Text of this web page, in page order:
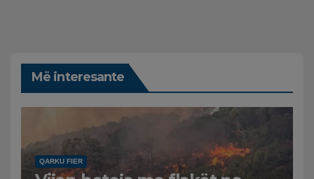
Më interesante
QARKU FIER